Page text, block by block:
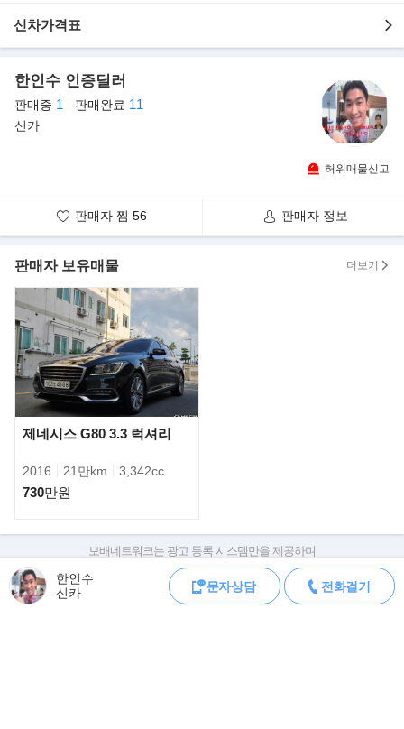
으로 고객님들께 겸손하고 좋은매물을 정직하게 보답하겠습니다.★
일부지역에서 아직도 근절되지않는 허위매물
정말이지 대전에서 중고차를 하기를 잘했다고 생각이듭니다. 시세
보다150~300만원싼차는 90%이상 없는차입니다.
☆ 차량 정보 ☆
■ 차종 (색상포함) : 쏘나타 뉴 라이즈 [검정색]
■ 등급 : LPI 스타일
■ 년식 : 2017년3월식
■ KM : 119980km( 년식대비 짧은주행거리이며 관리는 잘한챠량입
니다. )
■ 배기량 :1999cc
★제조사옵션
▶ 파워트레인/성능 : LPi 2.0 엔진6단 자동변속기, 풋 파킹 브레이
신차가격표
한인수 인증딜러
판매중 1 판매완료 11
신카
허위매물신고
판매자 찜 56 판매자 정보
판매자 보유매물 더보기
제네시스 G80 3.3 럭셔리
2016 21만km 3,342cc
730만원
한인수
신카
문자상담 전화걸기
보배네트워크는 광고 등록 시스템만을 제공하며
판매자가 직접 등록한 내용에 대한 모든 책임은 판매자에게 있습니다.
차량 구매 시 차량등록증, 성능점검기록부, 실제 차량 상태,
차대번호 조회로 직접 정보를 확인하세요.